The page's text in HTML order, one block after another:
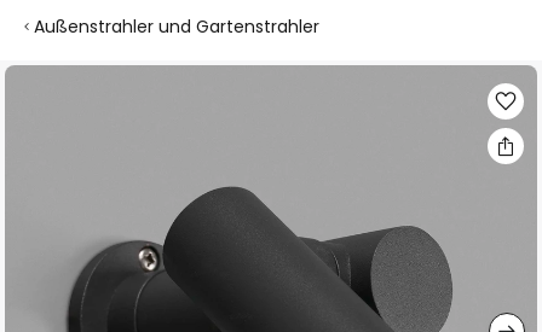
Außenstrahler und Gartenstrahler
Zum